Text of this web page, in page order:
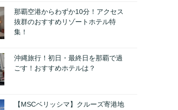
那覇空港からわずか10分！アクセス
抜群のおすすめリゾートホテル特
集！
沖縄旅行！初日・最終日を那覇で過
ごす！おすすめホテルは？
【MSCベリッシマ】クルーズ寄港地